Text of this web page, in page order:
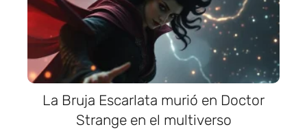
La Bruja Escarlata murió en Doctor
Strange en el multiverso